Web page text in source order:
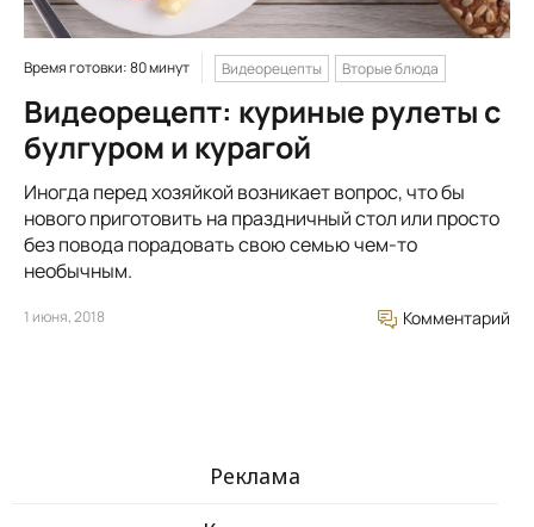
Время готовки: 80 минут Видеорецепты Вторые блюда
Видеорецепт: куриные рулеты с
булгуром и курагой
Иногда перед хозяйкой возникает вопрос, что бы
нового приготовить на праздничный стол или просто
без повода порадовать свою семью чем-то
необычным.
1 июня, 2018 Комментарий
Реклама